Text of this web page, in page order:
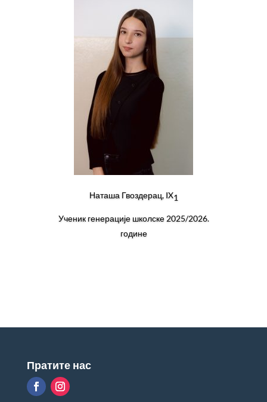
Наташа Гвоздерац, IX1
Ученик генерације школске 2025/2026.
године
Пратите нас